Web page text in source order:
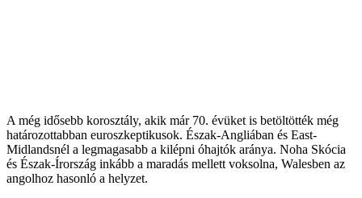
A még idősebb korosztály, akik már 70. évüket is betöltötték még
határozottabban euroszkeptikusok. Észak-Angliában és East-
Midlandsnél a legmagasabb a kilépni óhajtók aránya. Noha Skócia
és Észak-Írország inkább a maradás mellett voksolna, Walesben az
angolhoz hasonló a helyzet.